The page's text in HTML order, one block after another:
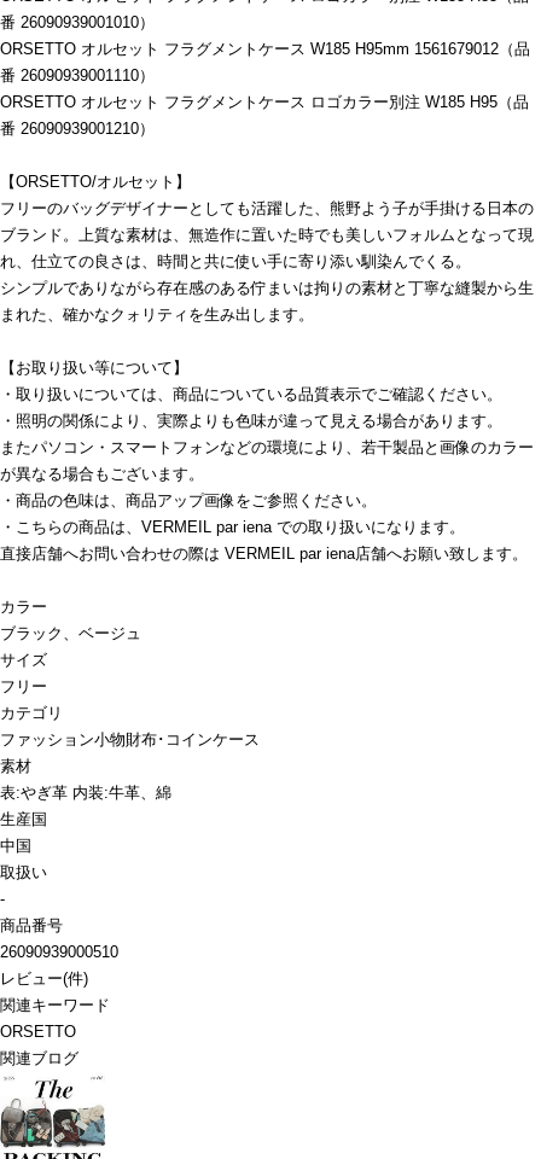
番 26090939001010）
ORSETTO オルセット フラグメントケース W185 H95mm 1561679012（品
番 26090939001110）
ORSETTO オルセット フラグメントケース ロゴカラー別注 W185 H95（品
番 26090939001210）
【ORSETTO/オルセット】
フリーのバッグデザイナーとしても活躍した、熊野よう子が手掛ける日本の
ブランド。上質な素材は、無造作に置いた時でも美しいフォルムとなって現
れ、仕立ての良さは、時間と共に使い手に寄り添い馴染んでくる。
シンプルでありながら存在感のある佇まいは拘りの素材と丁寧な縫製から生
まれた、確かなクォリティを生み出します。
【お取り扱い等について】
・取り扱いについては、商品についている品質表示でご確認ください。
・照明の関係により、実際よりも色味が違って見える場合があります。
またパソコン・スマートフォンなどの環境により、若干製品と画像のカラー
が異なる場合もございます。
・商品の色味は、商品アップ画像をご参照ください。
・こちらの商品は、VERMEIL par iena での取り扱いになります。
直接店舗へお問い合わせの際は VERMEIL par iena店舗へお願い致します。
カラー
ブラック、ベージュ
サイズ
フリー
カテゴリ
ファッション小物財布･コインケース
素材
表:やぎ革 内装:牛革、綿
生産国
中国
取扱い
-
商品番号
26090939000510
レビュー(件)
関連キーワード
ORSETTO
関連ブログ